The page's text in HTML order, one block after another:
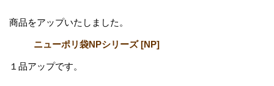
商品をアップいたしました。
ニューポリ袋NPシリーズ [NP]
１品アップです。